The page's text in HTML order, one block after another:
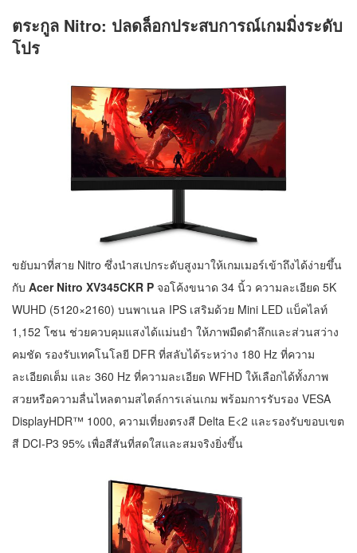
ตระกูล Nitro: ปลดล็อกประสบการณ์เกมมิ่งระดับ
โปร
ขยับมาที่สาย Nitro ซึ่งนำสเปกระดับสูงมาให้เกมเมอร์เข้าถึงได้ง่ายขึ้น
กับ Acer Nitro XV345CKR P จอโค้งขนาด 34 นิ้ว ความละเอียด 5K
WUHD (5120×2160) บนพาเนล IPS เสริมด้วย Mini LED แบ็คไลท์
1,152 โซน ช่วยควบคุมแสงได้แม่นยำ ให้ภาพมืดดำลึกและส่วนสว่าง
คมชัด รองรับเทคโนโลยี DFR ที่สลับได้ระหว่าง 180 Hz ที่ความ
ละเอียดเต็ม และ 360 Hz ที่ความละเอียด WFHD ให้เลือกได้ทั้งภาพ
สวยหรือความลื่นไหลตามสไตล์การเล่นเกม พร้อมการรับรอง VESA
DisplayHDR™ 1000, ความเที่ยงตรงสี Delta E<2 และรองรับขอบเขต
สี DCI-P3 95% เพื่อสีสันที่สดใสและสมจริงยิ่งขึ้น